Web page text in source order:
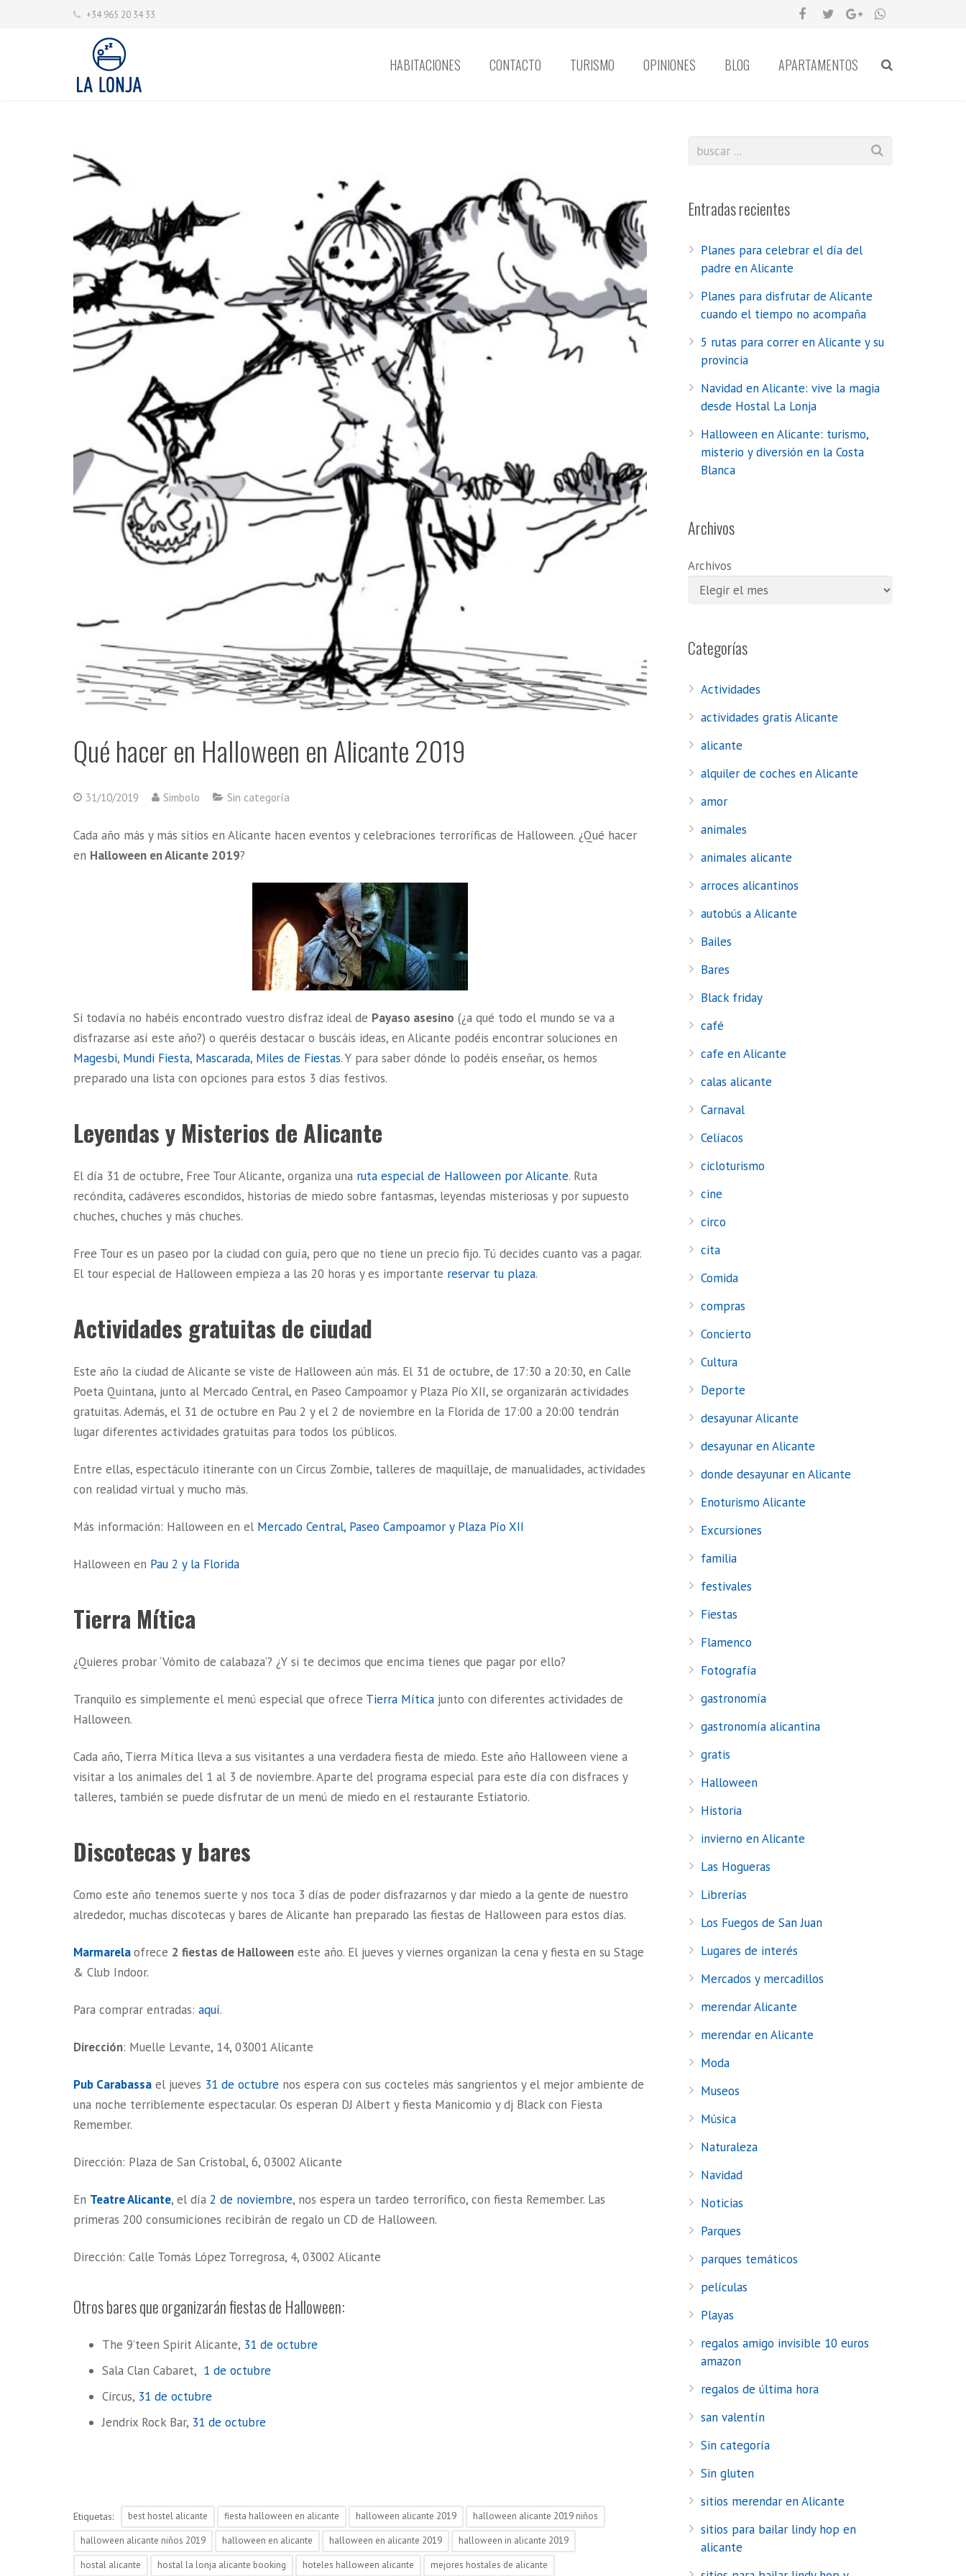
+34 965 20 34 33
HABITACIONES CONTACTO TURISMO OPINIONES BLOG APARTAMENTOS
Qué hacer en Halloween en Alicante 2019
31/10/2019 Simbolo Sin categoría
Cada año más y más sitios en Alicante hacen eventos y celebraciones terroríficas de Halloween. ¿Qué hacer
en Halloween en Alicante 2019?
Si todavía no habéis encontrado vuestro disfraz ideal de Payaso asesino (¿a qué todo el mundo se va a
disfrazarse así este año?) o queréis destacar o buscáis ideas, en Alicante podéis encontrar soluciones en
Magesbi, Mundi Fiesta, Mascarada, Miles de Fiestas. Y para saber dónde lo podéis enseñar, os hemos
preparado una lista con opciones para estos 3 días festivos.
Leyendas y Misterios de Alicante
El día 31 de octubre, Free Tour Alicante, organiza una ruta especial de Halloween por Alicante. Ruta
recóndita, cadáveres escondidos, historias de miedo sobre fantasmas, leyendas misteriosas y por supuesto
chuches, chuches y más chuches.
Free Tour es un paseo por la ciudad con guía, pero que no tiene un precio fijo. Tú decides cuanto vas a pagar.
El tour especial de Halloween empieza a las 20 horas y es importante reservar tu plaza.
Actividades gratuitas de ciudad
Este año la ciudad de Alicante se viste de Halloween aún más. El 31 de octubre, de 17:30 a 20:30, en Calle
Poeta Quintana, junto al Mercado Central, en Paseo Campoamor y Plaza Pío XII, se organizarán actividades
gratuitas. Además, el 31 de octubre en Pau 2 y el 2 de noviembre en la Florida de 17:00 a 20:00 tendrán
lugar diferentes actividades gratuitas para todos los públicos.
Entre ellas, espectáculo itinerante con un Circus Zombie, talleres de maquillaje, de manualidades, actividades
con realidad virtual y mucho más.
Más información: Halloween en el Mercado Central, Paseo Campoamor y Plaza Pío XII
Halloween en Pau 2 y la Florida
Tierra Mítica
¿Quieres probar ‘Vómito de calabaza’? ¿Y si te decimos que encima tienes que pagar por ello?
Tranquilo es simplemente el menú especial que ofrece Tierra Mítica junto con diferentes actividades de
Halloween.
Cada año, Tierra Mítica lleva a sus visitantes a una verdadera fiesta de miedo. Este año Halloween viene a
visitar a los animales del 1 al 3 de noviembre. Aparte del programa especial para este día con disfraces y
talleres, también se puede disfrutar de un menú de miedo en el restaurante Estiatorio.
Discotecas y bares
Como este año tenemos suerte y nos toca 3 días de poder disfrazarnos y dar miedo a la gente de nuestro
alrededor, muchas discotecas y bares de Alicante han preparado las fiestas de Halloween para estos días.
Marmarelaofrece 2 fiestas de Halloween este año. El jueves y viernes organizan la cena y fiesta en su Stage
& Club Indoor.
Para comprar entradas: aquí.
Dirección: Muelle Levante, 14, 03001 Alicante
Pub Carabassa el jueves 31 de octubre nos espera con sus cocteles más sangrientos y el mejor ambiente de
una noche terriblemente espectacular. Os esperan DJ Albert y fiesta Manicomio y dj Black con Fiesta
Remember.
Dirección: Plaza de San Cristobal, 6, 03002 Alicante
En Teatre Alicante, el día 2 de noviembre, nos espera un tardeo terrorífico, con fiesta Remember. Las
primeras 200 consumiciones recibirán de regalo un CD de Halloween.
Dirección: Calle Tomás López Torregrosa, 4, 03002 Alicante
Otros bares que organizarán fiestas de Halloween:
The 9’teen Spirit Alicante, 31 de octubre
Sala Clan Cabaret, 1 de octubre
Circus, 31 de octubre
Jendrix Rock Bar, 31 de octubre
Etiquetas: best hostel alicante fiesta halloween en alicante halloween alicante 2019
halloween alicante 2019 niños
halloween alicante niños 2019
halloween en alicante halloween en alicante 2019
halloween in alicante 2019
hostal alicante
hostal la lonja alicante booking hoteles halloween alicante mejores hostales de alicante
Entradas recientes
Planes para celebrar el día del
padre en Alicante
Planes para disfrutar de Alicante
cuando el tiempo no acompaña
5 rutas para correr en Alicante y su
provincia
Navidad en Alicante: vive la magia
desde Hostal La Lonja
Halloween en Alicante: turismo,
misterio y diversión en la Costa
Blanca
Archivos
Archivos
Categorías
Actividades
actividades gratis Alicante
alicante
alquiler de coches en Alicante
amor
animales
animales alicante
arroces alicantinos
autobús a Alicante
Bailes
Bares
Black friday
café
cafe en Alicante
calas alicante
Carnaval
Celíacos
cicloturismo
cine
circo
cita
Comida
compras
Concierto
Cultura
Deporte
desayunar Alicante
desayunar en Alicante
donde desayunar en Alicante
Enoturismo Alicante
Excursiones
familia
festivales
Fiestas
Flamenco
Fotografía
gastronomía
gastronomía alicantina
gratis
Halloween
Historia
invierno en Alicante
Las Hogueras
Librerías
Los Fuegos de San Juan
Lugares de interés
Mercados y mercadillos
merendar Alicante
merendar en Alicante
Moda
Museos
Música
Naturaleza
Navidad
Noticias
Parques
parques temáticos
películas
Playas
regalos amigo invisible 10 euros
amazon
regalos de última hora
san valentín
Sin categoría
Sin gluten
sitios merendar en Alicante
sitios para bailar lindy hop en
alicante